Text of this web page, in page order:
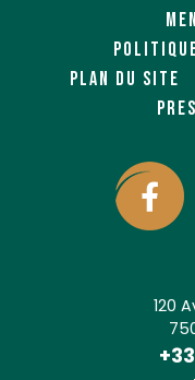
PLAN DU SITE
120